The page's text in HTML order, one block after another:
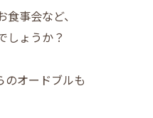
事会など、
しょうか？
のオードブルも